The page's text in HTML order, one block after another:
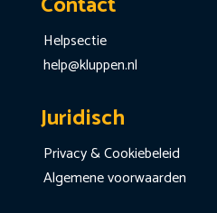
Helpsectie
help@kluppen.nl
Juridisch
Privacy & Cookiebeleid
Algemene voorwaarden